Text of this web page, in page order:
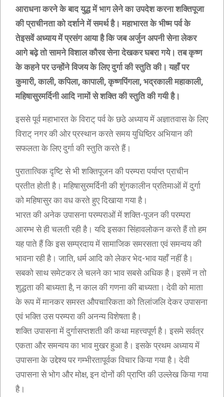
आराधना करने के बाद युद्ध में भाग लेने का उपदेश करना शक्तिपूजा
की प्राचीनता को दर्शाने में समर्थ है। महाभारत के भीष्म पर्व के
तेइसवें अध्याय में प्रसंग आया है कि जब अर्जुन अपनी सेना लेकर
आगे बढ़े तो सामने विशाल कौरव सेना देखकर घबरा गये। तब कृष्ण
के कहने पर उन्होंने विजय के लिए दुर्गा की स्तुति की। यहाँ पर
कुमारी, काली, कपिला, कापाली, कृष्णपिंगला, भद्रकाली महाकाली,
महिषासुरमर्दिनी आदि नामों से शक्ति की स्तुति की गयी है।
इससे पूर्व महाभारत के विराट् पर्व के छठे अध्याय में अज्ञातवास के लिए
विराट् नगर की ओर प्रस्थान करते समय युधिष्ठिर अभियान की
सफलता के लिए दुर्गा की स्तुति करते हैं।
पुरातात्विक दृष्टि से भी शक्तिपूजन की परम्परा पर्याप्त प्राचीन
प्रतीत होती है। महिषासुरमर्दिनी की शुंगकालीन प्रतिमाओं में दुर्गा
को महिषासुर का वध करते हुए दिखाया गया है।
भारत की अनेक उपासना परम्पराओं में शक्ति-पूजन की परम्परा
आरम्भ से ही चलती रही है। यदि इसका सिंहावलोकन करते हैं तो हम
यह पाते हैं कि इस सम्प्रदाय में सामाजिक समरसता एवं समन्वय की
भावना रही है। जाति, धर्म आदि को लेकर भेद-भाव यहाँ नहीं है।
सबको साथ समेटकर ले चलने का भाव सबसे अधिक है। इसमें न तो
शुद्धता की बाध्यता है, न काल की गणना की बाध्यता। देवी को माता
के रूप में मानकर समस्त औपचारिकता को तिलांजलि देकर उपासना
एवं भक्ति उस परम्परा की अनन्य विशेषता है।
शक्ति उपासना में दुर्गासप्तशती की कथा महत्त्वपूर्ण है। इसमे सर्वत्र
एकता और समन्वय का भाव मुखर हुआ है। इसके प्रथम अध्याय में
उपासना के उद्देश्य पर गम्भीरतापूर्वक विचार किया गया है। देवी
उपासना से भोग और मोक्ष, इन दोनों की प्राप्ति की उल्लेख किया गया
है।